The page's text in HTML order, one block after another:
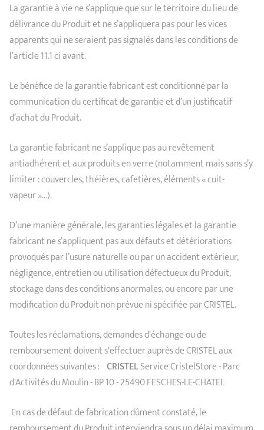
La garantie à vie ne s’applique que sur le territoire du lieu de
délivrance du Produit et ne s’appliquera pas pour les vices
apparents qui ne seraient pas signalés dans les conditions de
l’article 11.1 ci avant.
Le bénéfice de la garantie fabricant est conditionné par la
communication du certificat de garantie et d’un justificatif
d’achat du Produit.
La garantie fabricant ne s’applique pas au revêtement
antiadhérent et aux produits en verre (notamment mais sans s’y
limiter : couvercles, théières, cafetières, éléments « cuit-
vapeur »…).
D’une manière générale, les garanties légales et la garantie
fabricant ne s’appliquent pas aux défauts et détériorations
provoqués par l’usure naturelle ou par un accident extérieur,
négligence, entretien ou utilisation défectueux du Produit,
stockage dans des conditions anormales, ou encore par une
modification du Produit non prévue ni spécifiée par CRISTEL.
Toutes les réclamations, demandes d'échange ou de
remboursement doivent s'effectuer auprès de CRISTEL aux
coordonnées suivantes : CRISTELService CristelStore - Parc
d'Activités du Moulin - BP 10 - 25490 FESCHES-LE-CHATEL
En cas de défaut de fabrication dûment constaté, le